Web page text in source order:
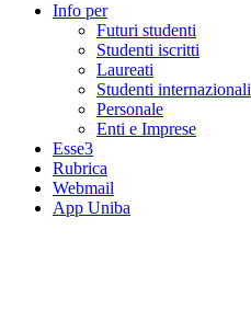
Info per
Futuri studenti
Studenti iscritti
Laureati
Studenti internazionali
Personale
Enti e Imprese
Esse3
Rubrica
Webmail
App Uniba